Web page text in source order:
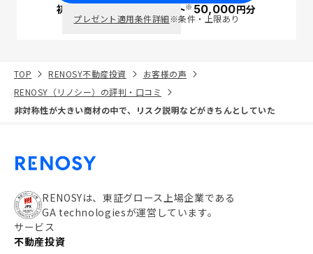
初回面談で ポイント※50,000円分
プレゼント適用条件詳細※条件・上限あり
TOP RENOSY不動産投資
お客様の声
RENOSY（リノシー）の評判・口コミ
非対称性が大きい商材の中で、リスク説明などがきちんとしていた
RENOSYは、東証グロース上場企業である
GA technologiesが運営しています。
サービス
不動産投資